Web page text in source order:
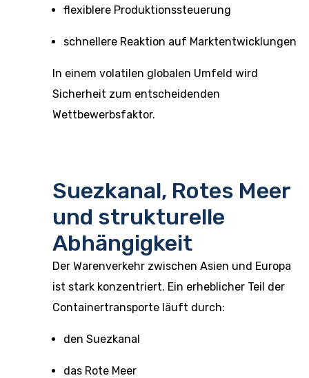
flexiblere Produktionssteuerung
schnellere Reaktion auf Marktentwicklungen
In einem volatilen globalen Umfeld wird
Sicherheit zum entscheidenden
Wettbewerbsfaktor.
Suezkanal, Rotes Meer
und strukturelle
Abhängigkeit
Der Warenverkehr zwischen Asien und Europa
ist stark konzentriert. Ein erheblicher Teil der
Containertransporte läuft durch:
den Suezkanal
das Rote Meer